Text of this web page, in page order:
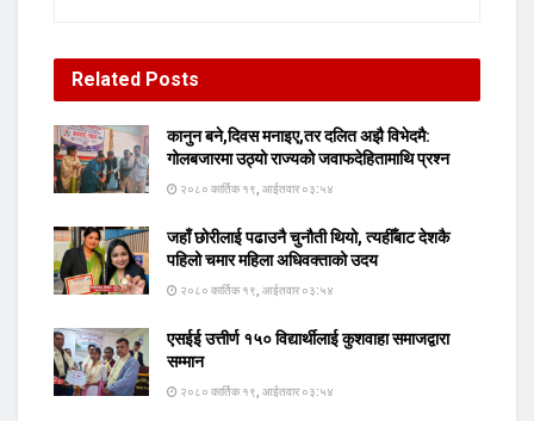
Related Posts
कानुन बने,दिवस मनाइए,तर दलित अझै विभेदमै:
गोलबजारमा उठ्यो राज्यको जवाफदेहितामाथि प्रश्न
२०८० कार्तिक १९, आईतवार ०३:५४
जहाँ छोरीलाई पढाउनै चुनौती थियो, त्यहीँबाट देशकै
पहिलो चमार महिला अधिवक्ताको उदय
२०८० कार्तिक १९, आईतवार ०३:५४
एसईई उत्तीर्ण १५० विद्यार्थीलाई कुशवाहा समाजद्वारा
सम्मान
२०८० कार्तिक १९, आईतवार ०३:५४